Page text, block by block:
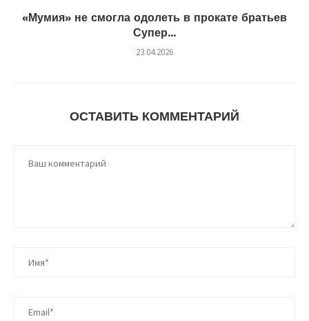
«Мумия» не смогла одолеть в прокате братьев
Супер...
23.04.2026
ОСТАВИТЬ КОММЕНТАРИЙ